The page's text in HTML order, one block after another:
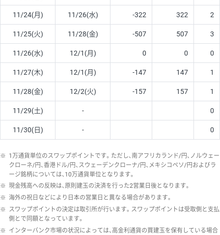
11/24(月) 11/26(水) -322 322 2
11/25(火) 11/28(金) -507 507 3
11/26(水) 12/1(月) 0 0 0
11/27(木) 12/1(月) -147 147 1
11/28(金) 12/2(火) -157 157 1
11/29(土) - 0
11/30(日) - 0
※ 1万通貨単位のスワップポイントです。ただし、南アフリカランド/円、ノルウェー
クローネ/円、香港ドル/円、スウェーデンクローナ/円、メキシコペソ/円およびラ
ージ銘柄については、10万通貨単位となります。
※ 現金残高への反映は、原則建玉の決済を行った2営業日後となります。
※ 海外の祝日などにより日本の営業日と異なる場合があります。
※ スワップポイントの決定は取引所が行います。スワップポイントは受取側と支払
側とで同額となっています。
※ インターバンク市場の状況によっては、高金利通貨の買建玉を保有している場合